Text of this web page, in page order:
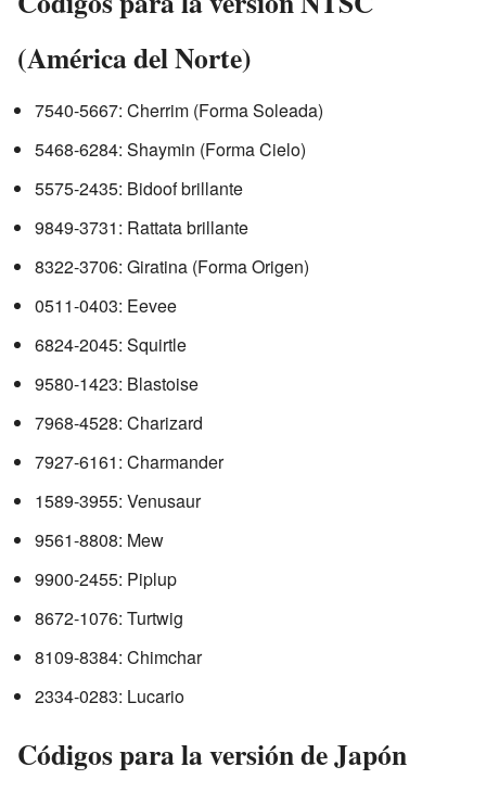
(América del Norte)
7540-5667: Cherrim (Forma Soleada)
5468-6284: Shaymin (Forma Cielo)
5575-2435: Bidoof brillante
9849-3731: Rattata brillante
8322-3706: Giratina (Forma Origen)
0511-0403: Eevee
6824-2045: Squirtle
9580-1423: Blastoise
7968-4528: Charizard
7927-6161: Charmander
1589-3955: Venusaur
9561-8808: Mew
9900-2455: Piplup
8672-1076: Turtwig
8109-8384: Chimchar
2334-0283: Lucario
Códigos para la versión de Japón